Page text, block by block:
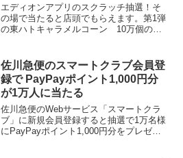
エディオンアプリのスクラッチ抽選！そ
の場で当たると店頭でもらえます。第1弾
の東ハトキャラメルコーン 10万個の抽
第2弾 8/11(火・祝)〜8/16(日)...
佐川急便のスマートクラブ会員登
録で PayPayポイント1,000円分
が1万人に当たる
佐川急便のWebサービス「スマートクラ
ブ」に新規会員登録すると抽選で1万名様
にPayPayポイント1,000円分をプレゼン